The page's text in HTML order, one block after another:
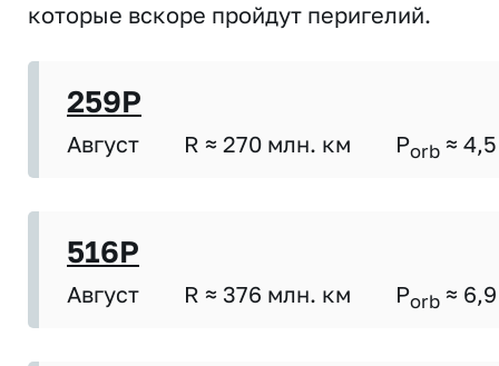
которые вскоре пройдут перигелий.
259P
Август R ≈ 270 млн. км Porb ≈ 4,5
516P
Август R ≈ 376 млн. км Porb ≈ 6,9